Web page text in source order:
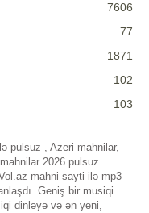
7606
77
1871
102
103
pulsuz , Azeri mahnilar,
2026 pulsuz
mahni sayti ilə mp3
Geniş bir musiqi
dinləyə və ən yeni,